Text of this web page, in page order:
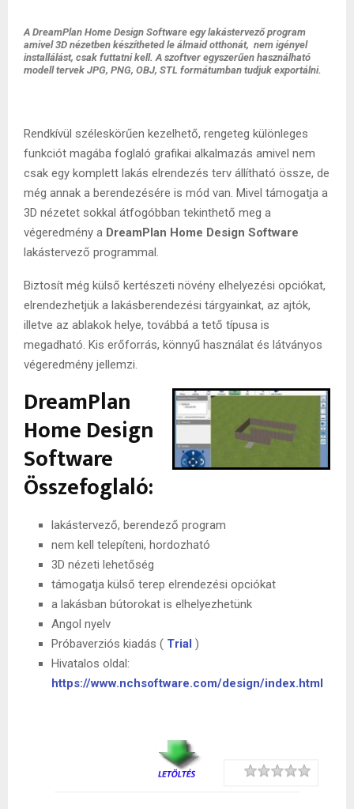
A DreamPlan Home Design Software egy lakástervező program
amivel 3D nézetben készítheted le álmaid otthonát, nem igényel
installálást, csak futtatni kell. A szoftver egyszerűen használható
modell tervek JPG, PNG, OBJ, STL formátumban tudjuk exportálni.
Rendkívül széleskörűen kezelhető, rengeteg különleges
funkciót magába foglaló grafikai alkalmazás amivel nem
csak egy komplett lakás elrendezés terv állítható össze, de
még annak a berendezésére is mód van. Mivel támogatja a
3D nézetet sokkal átfogóbban tekinthető meg a
végeredmény a DreamPlan Home Design Software
lakástervező programmal.
Biztosít még külső kertészeti növény elhelyezési opciókat,
elrendezhetjük a lakásberendezési tárgyainkat, az ajtók,
illetve az ablakok helye, továbbá a tető típusa is
megadható. Kis erőforrás, könnyű használat és látványos
végeredmény jellemzi.
DreamPlan
Home Design
Software
Összefoglaló:
lakástervező, berendező program
nem kell telepíteni, hordozható
3D nézeti lehetőség
támogatja külső terep elrendezési opciókat
a lakásban bútorokat is elhelyezhetünk
Angol nyelv
Próbaverziós kiadás ( Trial )
Hivatalos oldal:
https://www.nchsoftware.com/design/index.html
Rating 1 star
2 stars
3 stars
4 stars
5 stars